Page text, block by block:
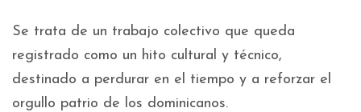
Se trata de un trabajo colectivo que queda
registrado como un hito cultural y técnico,
destinado a perdurar en el tiempo y a reforzar el
orgullo patrio de los dominicanos.